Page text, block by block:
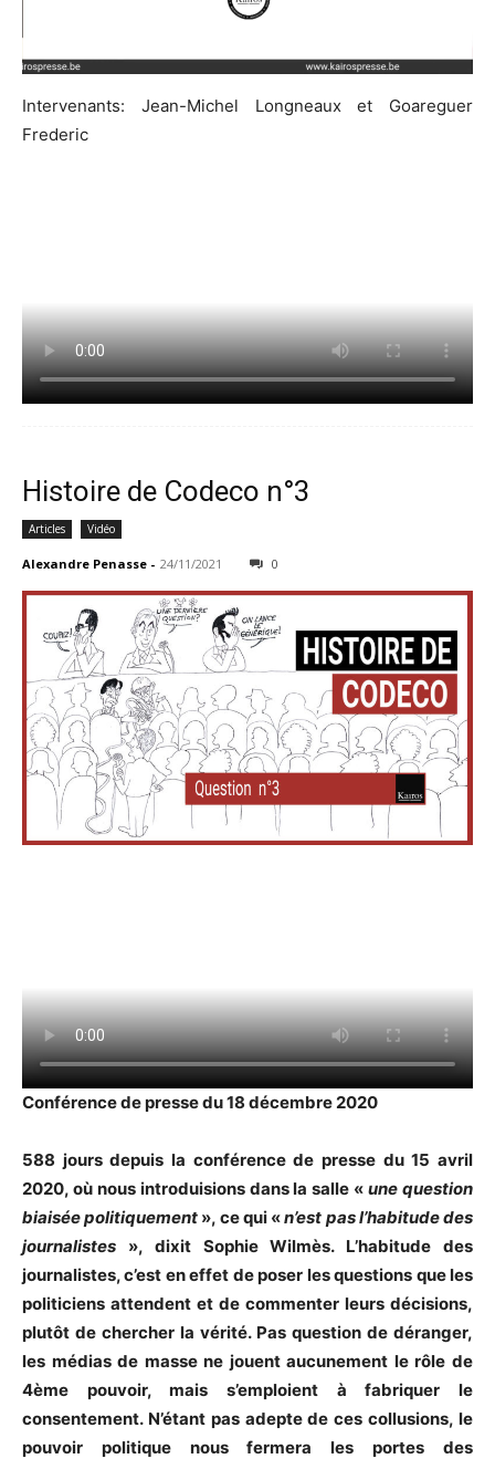
Intervenants: Jean-Michel Longneaux et Goareguer
Frederic
Histoire de Codeco n°3
Articles Vidéo
Alexandre Penasse - 24/11/2021 0
Conférence de presse du 18 décembre 2020
588 jours depuis la conférence de presse du 15 avril
2020, où nous introduisions dans la salle «une question
biaisée politiquement », ce qui «n’est pas l’habitude des
journalistes », dixit Sophie Wilmès. L’habitude des
journalistes, c’est en effet de poser les questions que les
politiciens attendent et de commenter leurs décisions,
plutôt de chercher la vérité. Pas question de déranger,
les médias de masse ne jouent aucunement le rôle de
4ème pouvoir, mais s’emploient à fabriquer le
consentement. N’étant pas adepte de ces collusions, le
pouvoir politique nous fermera les portes des